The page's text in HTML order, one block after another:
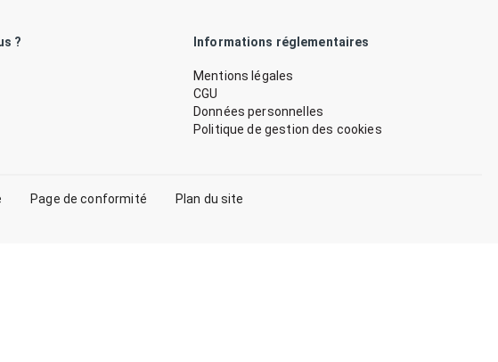
? Informations réglementaires
Mentions légales
CGU
Données personnelles
Politique de gestion des cookies
Page de conformité Plan du site